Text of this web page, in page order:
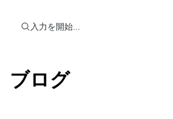
入力を開始...
ブログ